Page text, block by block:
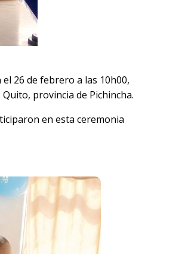
26 de febrero a las 10h00,
Quito, provincia de Pichincha.
en esta ceremonia